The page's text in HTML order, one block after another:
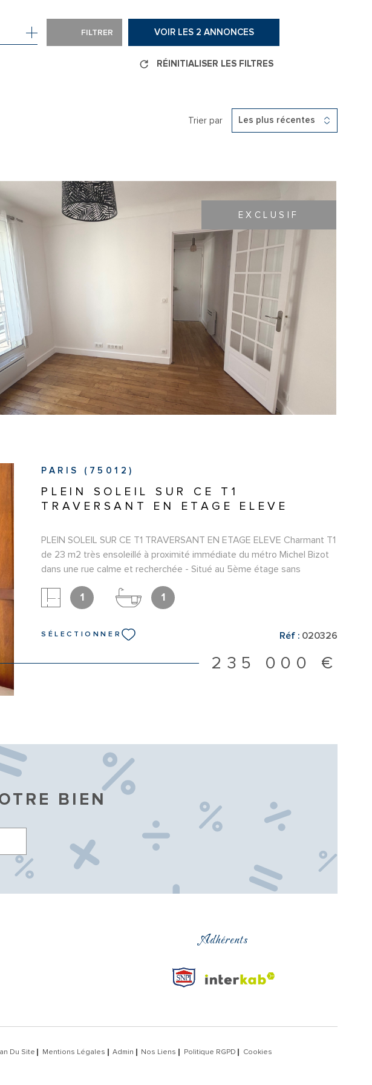
FILTRER VOIR LES 2 ANNONCES
RÉINITIALISER LES FILTRES
Trier par Les plus récentes
EXCLUSIF
VOIR LE BIEN
PARIS (75012)
PLEIN SOLEIL SUR CE T1
TRAVERSANT EN ETAGE ELEVE
PLEIN SOLEIL SUR CE T1 TRAVERSANT EN ETAGE ELEVE Charmant T1
de 23 m2 très ensoleillé à proximité immédiate du métro Michel Bizot
dans une rue calme et recherchée - Situé au 5ème étage sans
ascenseur, PLEIN SOLEIL pour cet appartement composé d'un
excellent plan de distribution en étoile comprenant une entrée, une
agréable pièce principale, une belle cuisine indépendante, salle de bains
et WC Indépendant, un véritable atout pour ce type de bien. Traversant
Est-Ouest, il bénéficie d'une luminosité exceptionnelle et d'une vue
dégagée. Quelques travaux sont à prévoir laissant la possibilité de
personnaliser selon vos goûts et optimiser d'avantage son
1 1
SÉLECTIONNER Réf : 020326
235 000 €
BIEN
Adhérents
Du Site Mentions Légales Admin Nos Liens Politique RGPD Cookies